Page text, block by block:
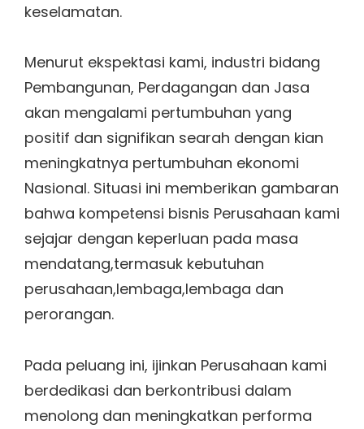
keselamatan.
Menurut ekspektasi kami, industri bidang
Pembangunan, Perdagangan dan Jasa
akan mengalami pertumbuhan yang
positif dan signifikan searah dengan kian
meningkatnya pertumbuhan ekonomi
Nasional. Situasi ini memberikan gambaran
bahwa kompetensi bisnis Perusahaan kami
sejajar dengan keperluan pada masa
mendatang,termasuk kebutuhan
perusahaan,lembaga,lembaga dan
perorangan.
Pada peluang ini, ijinkan Perusahaan kami
berdedikasi dan berkontribusi dalam
menolong dan meningkatkan performa